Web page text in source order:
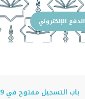
الدفع الإلكتروني
باب التسجيل مفتوح في 29 قسم حتى 15 شوال